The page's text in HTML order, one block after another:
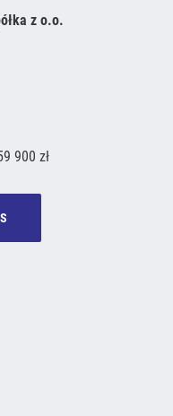
z o.o.
900 zł